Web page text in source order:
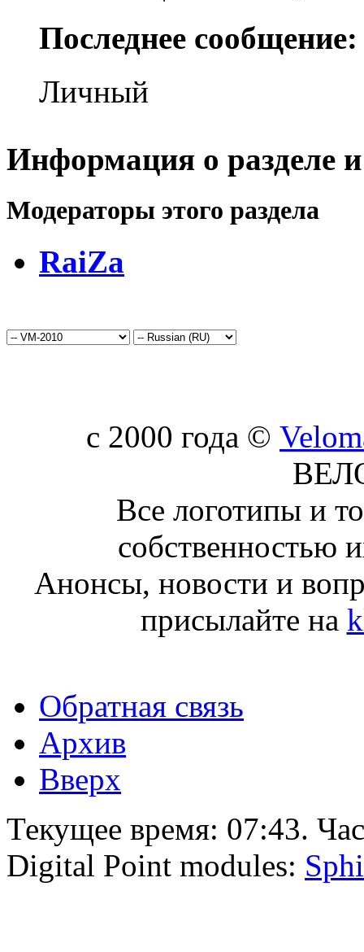
Последнее сообщение:
Личный
Информация о разделе
Модераторы этого раздела
RaiZa
c 2000 года ©
Все логотипы и
собственностью
Анонсы, новости и
присылайте на
Обратная связь
Архив
Вверх
Текущее время: 07:43.
Digital Point modules: